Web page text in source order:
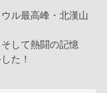
ル最高峰・北漢山
して熱闘の記憶
た！